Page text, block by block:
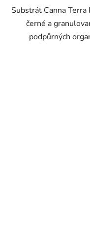
Substrát Canna
černé a
podpůrných